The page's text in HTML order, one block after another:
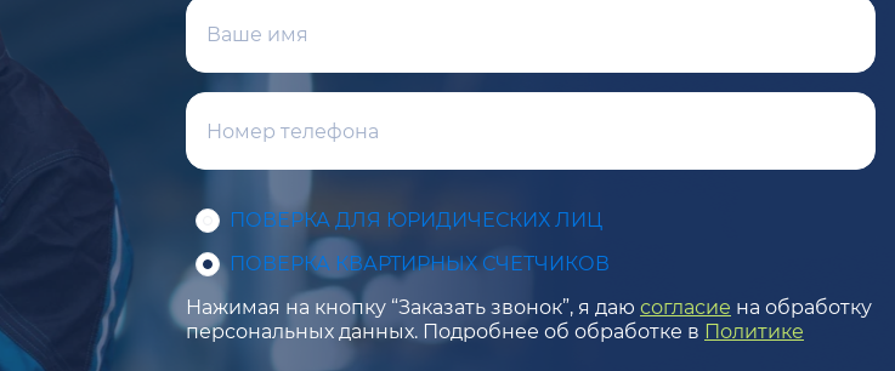
ПОВЕРКА ДЛЯ ЮРИДИЧЕСКИХ ЛИЦ
ПОВЕРКА КВАРТИРНЫХ СЧЕТЧИКОВ
Нажимая на кнопку “Заказать звонок”, я даю согласие на обработку
персональных данных. Подробнее об обработке в Политике